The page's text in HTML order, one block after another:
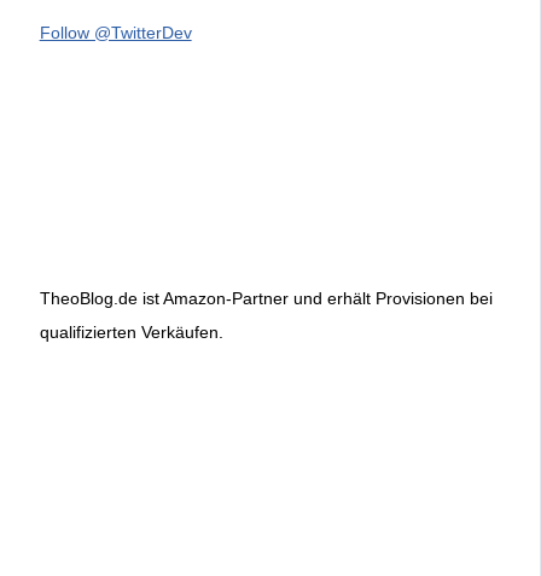
Follow @TwitterDev
TheoBlog.de ist Amazon-Partner und erhält Provisionen bei
qualifizierten Verkäufen.